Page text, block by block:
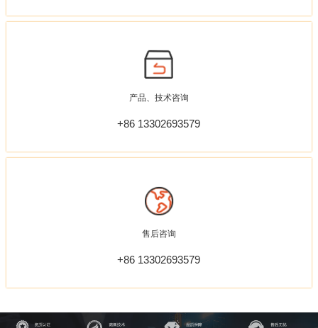
产品、技术咨询
+86 13302693579
售后咨询
+86 13302693579